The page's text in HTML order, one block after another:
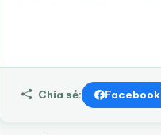
Chia sẻ: Facebook